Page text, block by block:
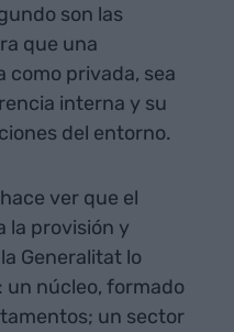
son las
que una
como privada, sea
interna y su
del entorno.
ver que el
la provisión y
Generalitat lo
un núcleo, formado
un sector